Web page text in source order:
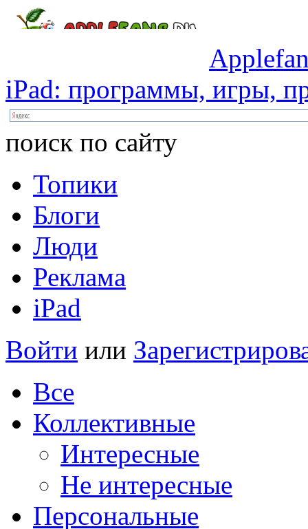
iPad: программы, игры,
поиск по сайту
Топики
Блоги
Люди
Реклама
iPad
Войти или
Все
Коллективные
Интересные
Не интересные
Персональные